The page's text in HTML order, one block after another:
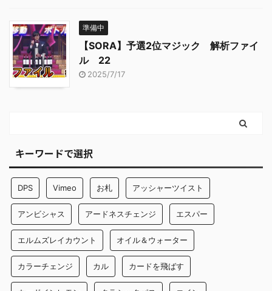
準備中
【SORA】予選2位マジック 解析ファイ
ル 22
2025/7/17
キーワードで選択
DPS Vimeo お札 アッシャーツイスト
アンビシャス アードネスチェンジ エスパー
エルムズレイカウント オイル＆ウォーター
カラーチェンジ カル カードを飛ばす